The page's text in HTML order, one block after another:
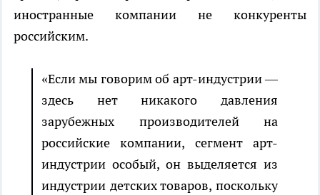
иностранные компании не конкуренты
российским.
«Если мы говорим об арт-индустрии —
здесь нет никакого давления
зарубежных производителей на
российские компании, сегмент арт-
индустрии особый, он выделяется из
индустрии детских товаров, поскольку